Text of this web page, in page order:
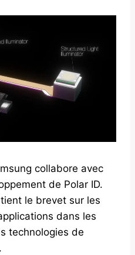
collabore avec
de Polar ID.
le brevet sur les
dans les
technologies de